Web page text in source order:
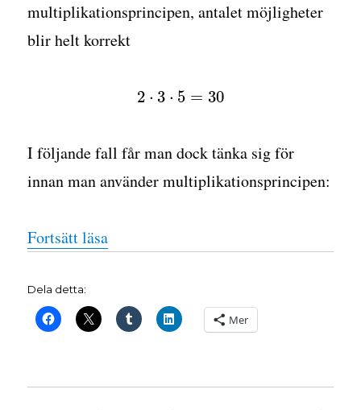
multiplikationsprincipen, antalet möjligheter
blir helt korrekt
2 ⋅ 3 ⋅ 5 = 30
I följande fall får man dock tänka sig för
innan man använder multiplikationsprincipen:
Fortsätt läsa”Om kombinatorik och
Dela detta:
Mer